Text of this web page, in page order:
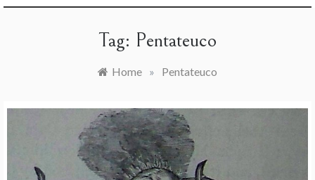
Tag: Pentateuco
Home » Pentateuco